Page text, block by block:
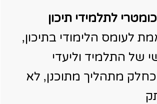
לתלמידי תיכון
לעומס הלימודי בתיכון,
של התלמיד וליעדי
מתהליך מתוכנן, לא